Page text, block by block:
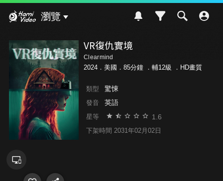
瀏覽
VR復仇實境
Clearmind
2024．美國．85分鐘 ． 輔12級 ．HD畫質
類型 驚悚
發音 英語
星等 1.6
下架時間 2031年02月02日